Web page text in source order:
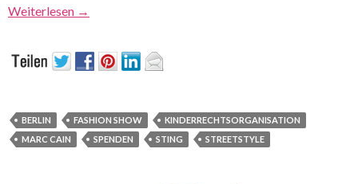
Weiterlesen →
BERLIN FASHION SHOW
KINDERRECHTSORGANISATION
MARC CAIN
SPENDEN STING STREETSTYLE